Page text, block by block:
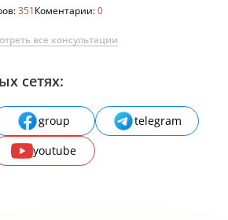
351Коментарии:0
все консультации
сетях:
group
telegram
youtube